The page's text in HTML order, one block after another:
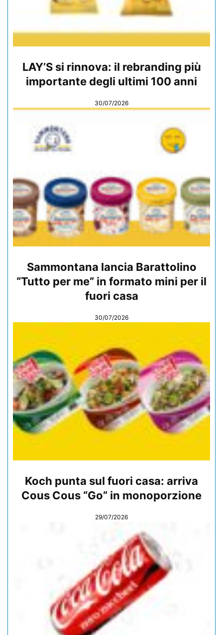
LAY’S si rinnova: il rebranding più
importante degli ultimi 100 anni
30/07/2026
Sammontana lancia Barattolino
“Tutto per me” in formato mini per il
fuori casa
30/07/2026
Koch punta sul fuori casa: arriva
Cous Cous “Go” in monoporzione
29/07/2026